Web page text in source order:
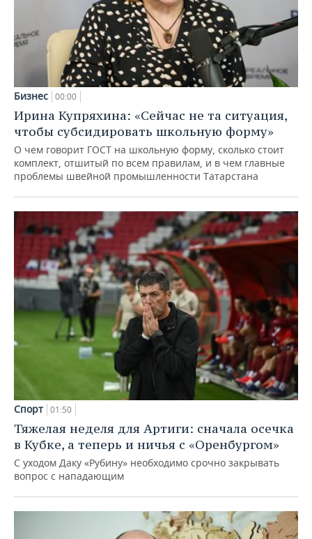
Бизнес 00:00
Ирина Купряхина: «Сейчас не та ситуация,
чтобы субсидировать школьную форму»
О чем говорит ГОСТ на школьную форму, сколько стоит
комплект, отшитый по всем правилам, и в чем главные
проблемы швейной промышленности Татарстана
Спорт 01:50
Тяжелая неделя для Артиги: сначала осечка
в Кубке, а теперь и ничья с «Оренбургом»
С уходом Даку «Рубину» необходимо срочно закрывать
вопрос с нападающим